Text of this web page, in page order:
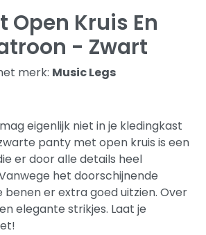
Open Kruis En
- Zwart
merk: Music Legs
eigenlijk niet in je kledingkast
panty met open kruis is een
er door alle details heel
het doorschijnende
benen er extra goed uitzien. Over
elegante strikjes. Laat je